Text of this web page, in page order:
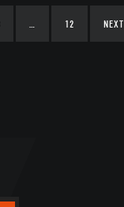
… 12 NEXT